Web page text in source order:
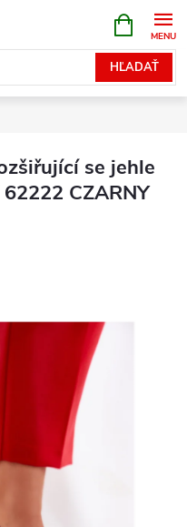
HĽADAŤ
KOŠÍK
se jehle
CZARNY